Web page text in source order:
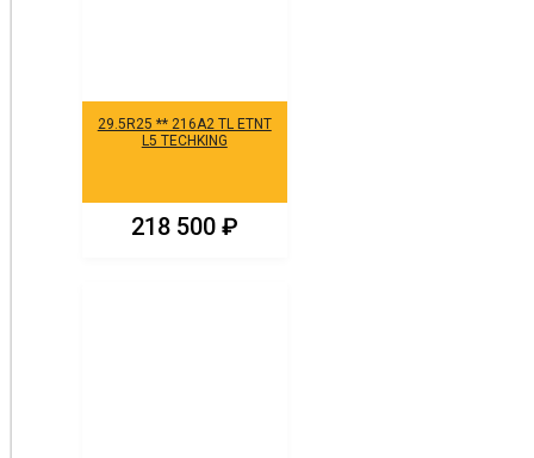
29.5R25 ** 216A2 TL ETNT
L5 TECHKING
218 500 ₽